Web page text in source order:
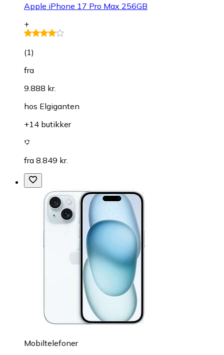
Apple iPhone 17 Pro Max 256GB
+
(1)
fra
9.888 kr.
hos Elgiganten
+14 butikker
fra 8.849 kr.
Mobiltelefoner